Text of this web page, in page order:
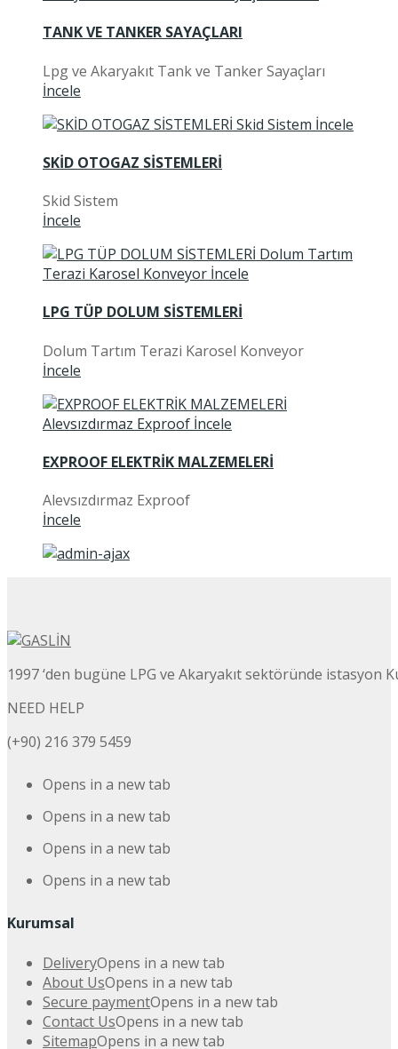
TANK VE TANKER SAYAÇLARI
Lpg ve Akaryakıt Tank ve Tanker Sayaçları
İncele
SKİD OTOGAZ SİSTEMLERİ
Skid Sistem
İncele
LPG TÜP DOLUM SİSTEMLERİ
Dolum Tartım Terazi Karosel Konveyor
İncele
EXPROOF ELEKTRİK MALZEMELERİ
Alevsızdırmaz Exproof
İncele
1997 ‘den bugüne LPG ve Akaryakıt sektöründe istasyon
NEED HELP
(+90) 216 379 5459
Opens in a new tab
Opens in a new tab
Opens in a new tab
Opens in a new tab
Kurumsal
DeliveryOpens in a new tab
About UsOpens in a new tab
Secure paymentOpens in a new tab
Contact UsOpens in a new tab
SitemapOpens in a new tab